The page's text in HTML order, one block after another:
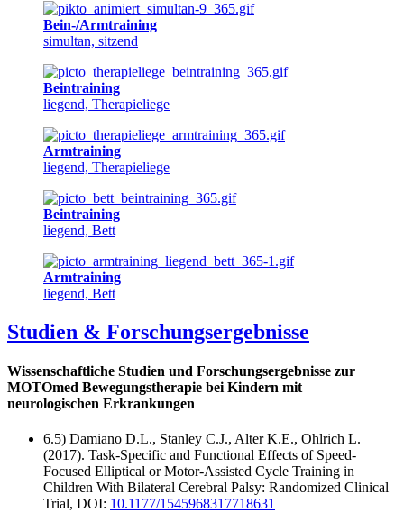
Bein-/Armtraining
simultan, sitzend
Beintraining
liegend, Therapieliege
Armtraining
liegend, Therapieliege
Beintraining
liegend, Bett
Armtraining
liegend, Bett
Studien & Forschungsergebnisse
Wissenschaftliche Studien und Forschungsergebnisse zur
MOTOmed Bewegungstherapie bei Kindern mit
neurologischen Erkrankungen
6.5) Damiano D.L., Stanley C.J., Alter K.E., Ohlrich L.
(2017). Task-Specific and Functional Effects of Speed-
Focused Elliptical or Motor-Assisted Cycle Training in
Children With Bilateral Cerebral Palsy: Randomized Clinical
Trial, DOI: 10.1177/1545968317718631